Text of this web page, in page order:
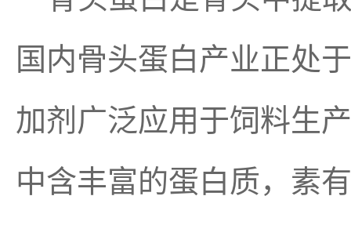
国内骨头蛋白产业正处
加剂广泛应用于饲料生
中含丰富的蛋白质，素